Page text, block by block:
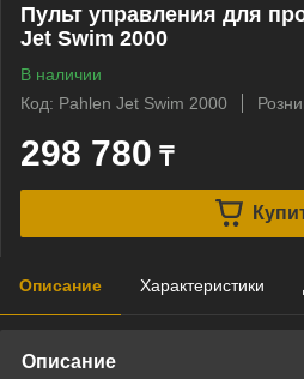
Пульт управления для
Jet Swim 2000
В наличии
Код: Pahlen Jet Swim 2000
298 780 ₸
Описание Характеристики
Описание